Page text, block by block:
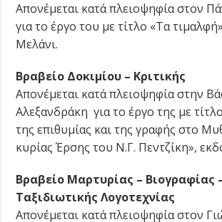
Απονέμεται κατά πλειοψηφία στον
για το έργο του με τίτλο «Τα
Μελάνι.
Βραβείο Δοκιμίου – Κριτικής
Απονέμεται κατά πλειοψηφία στην
Αλεξανδράκη για το έργο της με
της επιθυμίας και της γραφής στο
κυρίας Έρσης του Ν.Γ. Πεντζίκη»,
Βραβείο Μαρτυρίας – Βιογραφίας
Ταξιδιωτικής Λογοτεχνίας
Απονέμεται κατά πλειοψηφία στον